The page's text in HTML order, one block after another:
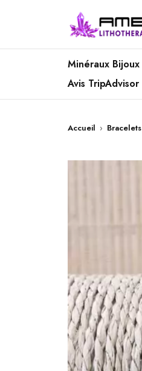
Minéraux Bijoux
Avis TripAdvisor
Accueil › Bracelets